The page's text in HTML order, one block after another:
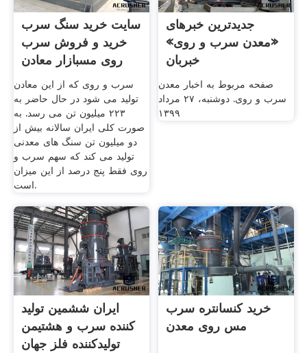
سایت خرید سنگ سرب
خرید و فروش سرب
روی مسبازار معادن
فلزات
سرب و روی که از این معادن
تولید می شود در حال حاضر به
۲۲۳ میلیون تن می رسد. به
صورت کلی ایران سالانه بیش از
دو میلیون تن سنگ های معدنی
تولید می کند که سهم سرب و
روی فقط پنج درصد از این میزان
است.
جدیدترین خبرهای
«معدن سرب و روی»
خبربان
صفحه مربوط به اخبار معدن
سرب و روی. دوشنبه، ۲۷ مرداد
۱۳۹۹
ایران ششمین تولید
کننده سرب و هشتیمن
تولیدکننده فلز جهان
خرید کنسانتره سرب
مس روی معدن